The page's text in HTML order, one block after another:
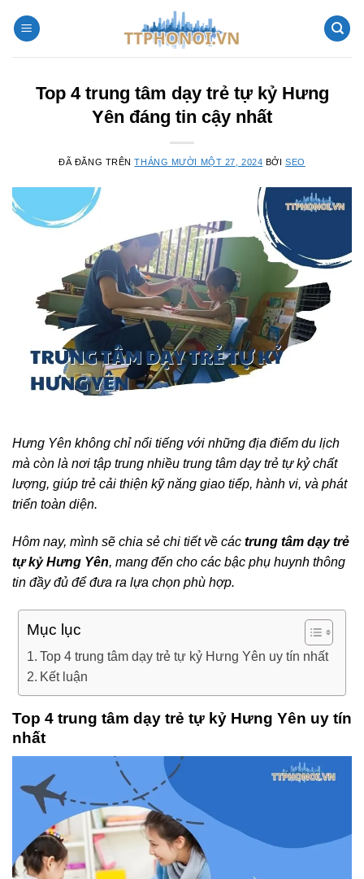
đến
Top 4 trung tâm dạy trẻ tự kỷ Hưng
Yên đáng tin cậy nhất
ĐÃ ĐĂNG TRÊNTHÁNG MƯỜI MỘT 27, 2024 BỞISEO
Hưng Yên không chỉ nổi tiếng với những địa điểm du lịch
mà còn là nơi tập trung nhiều trung tâm dạy trẻ tự kỷ chất
lượng, giúp trẻ cải thiện kỹ năng giao tiếp, hành vi, và phát
triển toàn diện.
Hôm nay, mình sẽ chia sẻ chi tiết về các trung tâm dạy trẻ
tự kỷ Hưng Yên, mang đến cho các bậc phụ huynh thông
tin đầy đủ để đưa ra lựa chọn phù hợp.
Mục lục
Top 4 trung tâm dạy trẻ tự kỷ Hưng Yên uy tín nhất
Kết luận
Top 4 trung tâm dạy trẻ tự kỷ Hưng Yên uy tín
nhất